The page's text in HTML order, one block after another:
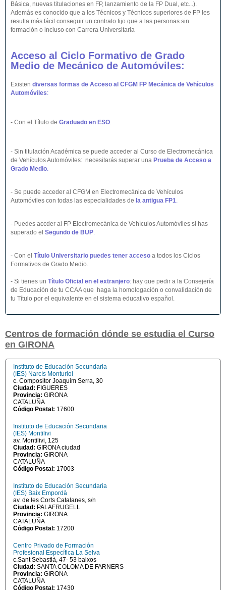
Básica, nuevas titulaciones en FP, lanzamiento de la FP Dual, etc...).
Además es conocido que a los Técnicos y Técnicos superiores de FP les
resulta más fácil conseguir un contrato fijo que a las personas sin
formación o incluso con Carrera Universitaria
Acceso al Ciclo Formativo de Grado
Medio de Mecánico de Automóviles:
Existen diversas formas de Acceso al CFGM FP Mecánica de Vehículos
Automóviles:
- Con el Título de Graduado en ESO.
- Sin titulación Académica se puede acceder al Curso de Electromecánica
de Vehículos Automóviles: necesitarás superar una Prueba de Acceso a
Grado Medio.
- Se puede acceder al CFGM en Electromecánica de Vehículos
Automóviles con todas las especialidades de la antigua FP1.
- Puedes accder al FP Electromecánica de Vehículos Automóviles si has
superado el Segundo de BUP.
- Con el Título Universitario puedes tener acceso a todos los Ciclos
Formativos de Grado Medio.
- Si tienes un Título Oficial en el extranjero: hay que pedir a la Consejería
de Educación de tu CCAA que haga la homologación o convalidación de
tu Título por el equivalente en el sistema educativo español.
Centros de formación dónde se estudia el Curso
en GIRONA
Instituto de Educación Secundaria
(IES) Narcís Monturiol
c. Compositor Joaquim Serra, 30
Ciudad: FIGUERES
Provincia: GIRONA
CATALUÑA
Código Postal: 17600
Instituto de Educación Secundaria
(IES) Montilivi
av. Montilivi, 125
Ciudad: GIRONA ciudad
Provincia: GIRONA
CATALUÑA
Código Postal: 17003
Instituto de Educación Secundaria
(IES) Baix Empordà
av. de les Corts Catalanes, s/n
Ciudad: PALAFRUGELL
Provincia: GIRONA
CATALUÑA
Código Postal: 17200
Centro Privado de Formación
Profesional Específica La Selva
c.Sant Sebastià, 47- 53 baixos
Ciudad: SANTA COLOMA DE FARNERS
Provincia: GIRONA
CATALUÑA
Código Postal: 17430